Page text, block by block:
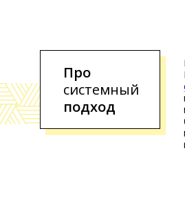
Про
системный
подход